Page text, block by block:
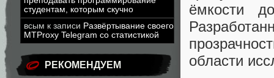
студентам, которым скучно
всым к записи Развёртывание своего
MTProxy Telegram со статистикой
РЕКОМЕНДУЕМ
ёмкости
области